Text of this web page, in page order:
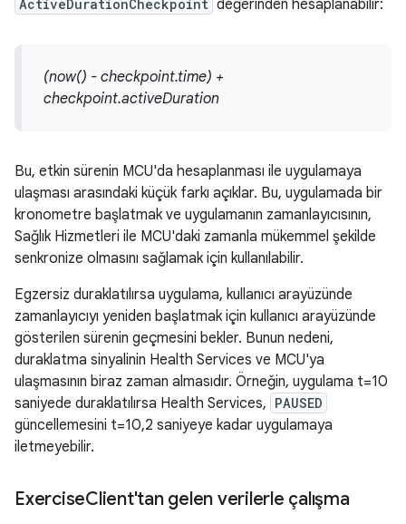
ActiveDurationCheckpoint değerinden hesaplanabilir:
(now() - checkpoint.time) +
checkpoint.activeDuration
Bu, etkin sürenin MCU'da hesaplanması ile uygulamaya
ulaşması arasındaki küçük farkı açıklar. Bu, uygulamada bir
kronometre başlatmak ve uygulamanın zamanlayıcısının,
Sağlık Hizmetleri ile MCU'daki zamanla mükemmel şekilde
senkronize olmasını sağlamak için kullanılabilir.
Egzersiz duraklatılırsa uygulama, kullanıcı arayüzünde
zamanlayıcıyı yeniden başlatmak için kullanıcı arayüzünde
gösterilen sürenin geçmesini bekler. Bunun nedeni,
duraklatma sinyalinin Health Services ve MCU'ya
ulaşmasının biraz zaman almasıdır. Örneğin, uygulama t=10
saniyede duraklatılırsa Health Services, PAUSED
güncellemesini t=10,2 saniyeye kadar uygulamaya
iletmeyebilir.
ExerciseClient'tan gelen verilerle çalışma